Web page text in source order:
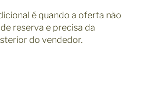
é quando a oferta não
reserva e precisa da
do vendedor.